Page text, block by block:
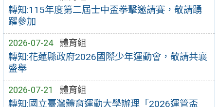
轉知:115年度第二屆士中盃拳擊邀請賽，敬請踴
躍參加
2026-07-24 體育組
轉知:花蓮縣政府2026國際少年運動會，敬請共襄
盛舉
2026-07-21 體育組
轉知:國立臺灣體育運動大學辦理「2026運管盃